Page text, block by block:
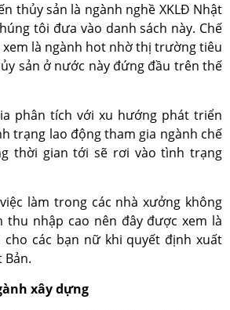
thủy sản là ngành nghề XKLĐ Nhật
tôi đưa vào danh sách này. Chế
là ngành hot nhờ thị trường tiêu
sản ở nước này đứng đầu trên thế
phân tích với xu hướng phát triển
trạng lao động tham gia ngành chế
thời gian tới sẽ rơi vào tình trạng
làm trong các nhà xưởng không
thu nhập cao nên đây được xem là
cho các bạn nữ khi quyết định xuất
Bản.
xây dựng